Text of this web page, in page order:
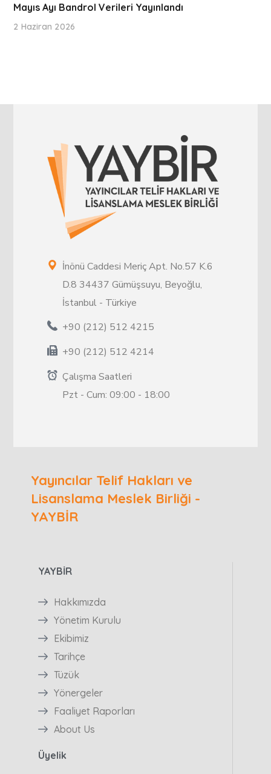
Mayıs Ayı Bandrol Verileri Yayınlandı
2 Haziran 2026
İnönü Caddesi Meriç Apt. No.57 K.6
D.8 34437 Gümüşsuyu, Beyoğlu,
İstanbul - Türkiye
+90 (212) 512 4215
+90 (212) 512 4214
Çalışma Saatleri
Pzt - Cum: 09:00 - 18:00
Yayıncılar Telif Hakları ve
Lisanslama Meslek Birliği -
YAYBİR
YAYBİR
Hakkımızda
Yönetim Kurulu
Ekibimiz
Tarihçe
Tüzük
Yönergeler
Faaliyet Raporları
About Us
Üyelik